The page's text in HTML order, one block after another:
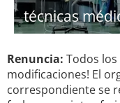
técnicas
Renuncia: Todos
modificaciones! El
correspondiente se